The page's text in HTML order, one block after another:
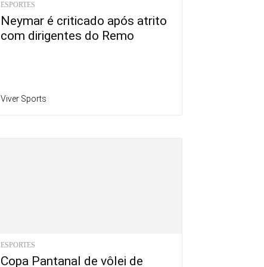
ESPORTES
Neymar é criticado após atrito
com dirigentes do Remo
Viver Sports
ESPORTES
Copa Pantanal de vôlei de